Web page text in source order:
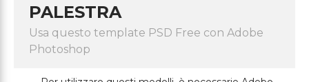
PALESTRA
Usa questo template PSD Free con Adobe
Photoshop